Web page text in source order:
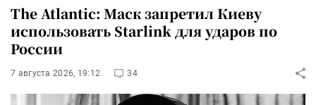
The Atlantic: Маск запретил Киеву
использовать Starlink для ударов по
России
7 августа 2026, 19:12 34